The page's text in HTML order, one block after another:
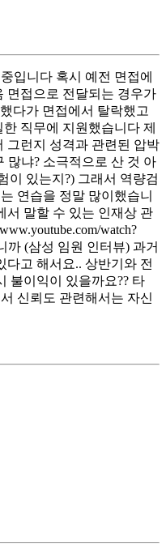
입니다 혹시 예전 면접에
면접으로 전달되는 경우가
다가 면접에서 탈락했고
직무에 지원했습니다 제
그런지 성격과 관련된 압박
많냐? 소극적으로 산 것 아
이 있는지?) 그래서 역량검
연습을 정말 많이했습니
서 말할 수 있는 인재상 관
watch?
까 (삼성 임원 인터뷰) 과거
다고 해서요.. 상반기와 전
불이익이 있을까요?? 타
신뢰도 관련해서는 자신